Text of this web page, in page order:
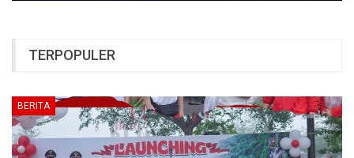
TERPOPULER
BERITA